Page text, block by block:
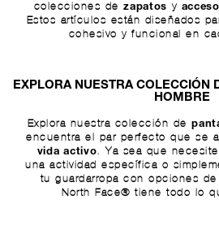
colecciones dezapatos y
Estos artículos están diseñados
cohesivo y funcional en
EXPLORA NUESTRA COLECCIÓN
HOMBRE
Explora nuestra colección de
encuentra el par perfecto que se
vida activo. Ya sea que
una actividad específica o
tu guardarropa con opciones
North Face® tiene todo lo